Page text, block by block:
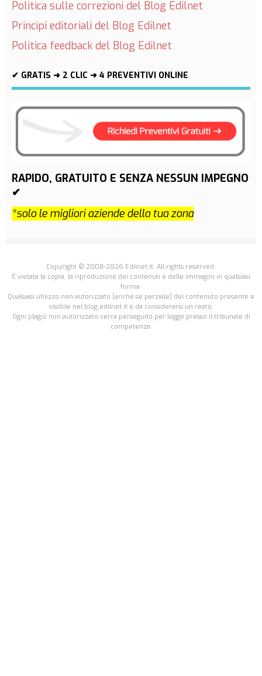
Politica sulle correzioni del Blog Edilnet
Principi editoriali del Blog Edilnet
Politica feedback del Blog Edilnet
✔ GRATIS ➜ 2 CLIC ➜ 4 PREVENTIVI ONLINE
RAPIDO, GRATUITO E SENZA NESSUN IMPEGNO
✔
*solo le migliori aziende della tua zona
Copyright © 2008-2026 Edilnet.it. All rights reserved.
É vietata la copia, la riproduzione dei contenuti e delle immagini in qualsiasi
forma.
Qualsiasi utilizzo non autorizzato (anche se parziale) del contenuto presente e
visibile nel blog.edilnet.it è da considerarsi un reato.
Ogni plagio non autorizzato verrà perseguito per legge presso il tribunale di
competenza.